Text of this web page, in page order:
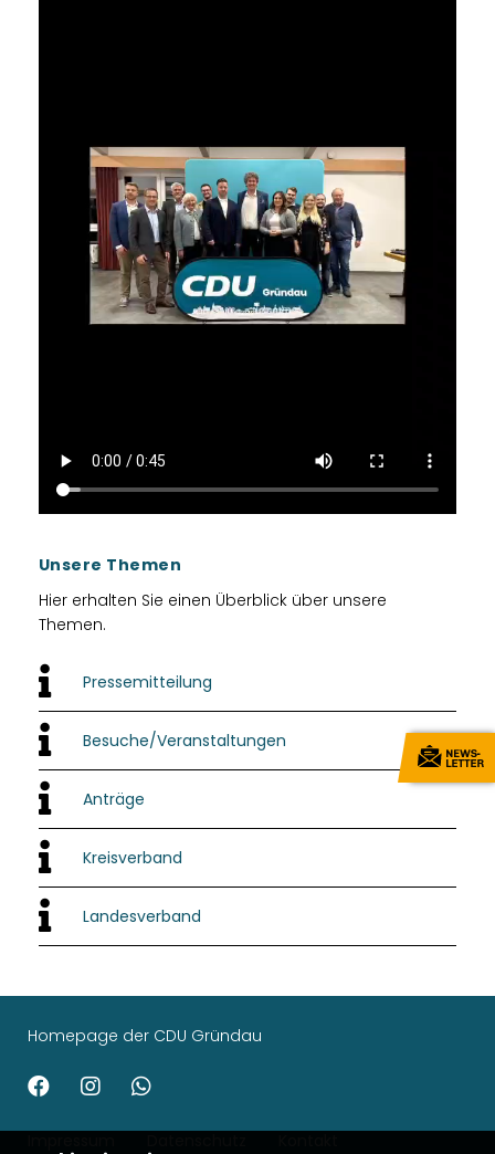
Unsere Themen
Hier erhalten Sie einen Überblick über unsere
Themen.
Pressemitteilung
Besuche/Veranstaltungen
Anträge
Kreisverband
Landesverband
Homepage der CDU Gründau